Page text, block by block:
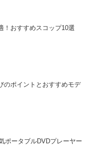
！おすすめスコップ10選
のポイントとおすすめモデ
ポータブルDVDプレーヤー